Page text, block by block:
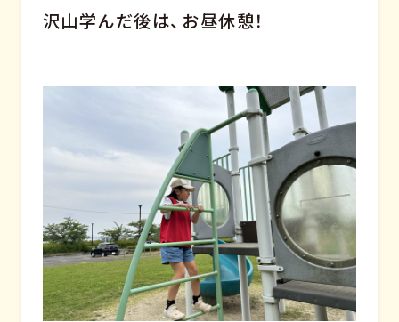
沢山学んだ後は、お昼休憩！